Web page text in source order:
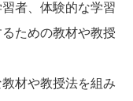
者、体験的な学習
ための教材や教授
材や教授法を組み